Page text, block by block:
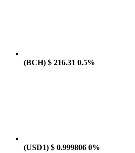
(BCH) $ 216.31 0.5%
(USD1) $ 0.999806 0%